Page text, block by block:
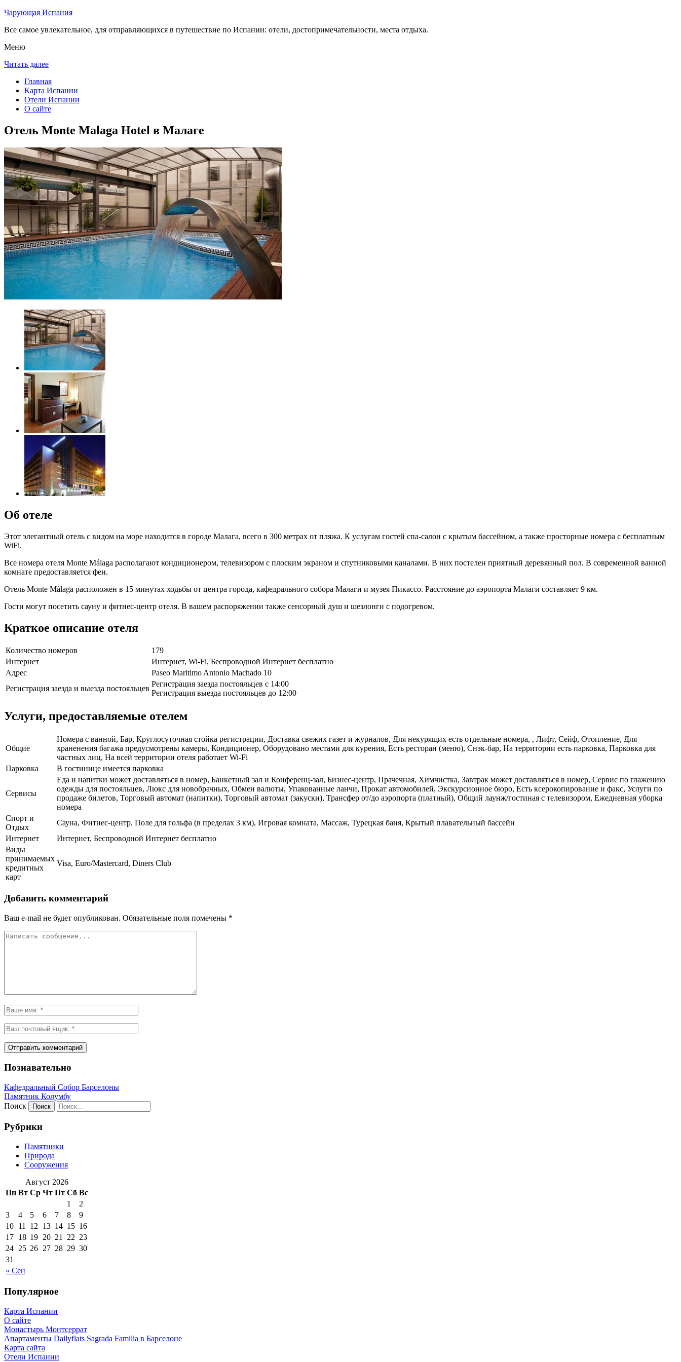
Чарующая Испания
Все самое увлекательное, для отправляющихся в путешествие по Испании: отели, достопримечательности, места отдыха.
Меню
Читать далее
Главная
Карта Испании
Отели Испании
О сайте
Отель Monte Malaga Hotel в Малаге
Об отеле
Этот элегантный отель с видом на море находится в городе Малага, всего в 300 метрах от пляжа. К услугам гостей спа-салон с крытым бассейном, а также просторные номера с бесплатным
WiFi.
Все номера отеля Monte Málaga располагают кондиционером, телевизором с плоским экраном и спутниковыми каналами. В них постелен приятный деревянный пол. В современной ванной
комнате предоставляется фен.
Отель Monte Málaga расположен в 15 минутах ходьбы от центра города, кафедрального собора Малаги и музея Пикассо. Расстояние до аэропорта Малаги составляет 9 км.
Гости могут посетить сауну и фитнес-центр отеля. В вашем распоряжении также сенсорный душ и шезлонги с подогревом.
Краткое описание отеля
Количество номеров
179
Интернет
Интернет, Wi-Fi, Беспроводной Интернет бесплатно
Адрес
Paseo Maritimo Antonio Machado 10
Регистрация заезда и выезда постояльцев
Регистрация заезда постояльцев с 14:00
Регистрация выезда постояльцев до 12:00
Услуги, предоставляемые отелем
Общие
Номера с ванной, Бар, Круглосуточная стойка регистрации, Доставка свежих газет и журналов, Для некурящих есть отдельные номера, , Лифт, Сейф, Отопление, Для
храненения багажа предусмотрены камеры, Кондиционер, Оборудовано местами для курения, Есть ресторан (меню), Снэк-бар, На территории есть парковка, Парковка для
частных лиц, На всей территории отеля работает Wi-Fi
Парковка
В гостинице имеется парковка
Сервисы
Еда и напитки может доставляться в номер, Банкетный зал и Конференц-зал, Бизнес-центр, Прачечная, Химчистка, Завтрак может доставляться в номер, Сервис по глажению
одежды для постояльцев, Люкс для новобрачных, Обмен валюты, Упакованные ланчи, Прокат автомобилей, Экскурсионное бюро, Есть ксерокопирование и факс, Услуги по
продаже билетов, Торговый автомат (напитки), Торговый автомат (закуски), Трансфер от/до аэропорта (платный), Общий лаунж/гостиная с телевизором, Ежедневная уборка
номера
Спорт и
Отдых
Сауна, Фитнес-центр, Поле для гольфа (в пределах 3 км), Игровая комната, Массаж, Турецкая баня, Крытый плавательный бассейн
Интернет
Интернет, Беспроводной Интернет бесплатно
Виды
принимаемых
кредитных
карт
Visa, Euro/Mastercard, Diners Club
Добавить комментарий
Ваш e-mail не будет опубликован. Обязательные поля помечены *
Познавательно
Кафeдрaльный Собор Барселоны
Пaмятник Колумбу
Поиск
Рубрики
Памятники
Природа
Сооружения
Август 2026
Пн Вт Ср Чт Пт Сб Вс
« Сен
1
2
3
4 5 6 7 8
9
10 11 12 13 14 15 16
17 18 19 20 21 22 23
24 25 26 27 28 29 30
31
Популярное
Карта Испании
О сайте
Монастырь Монтсеррат
Апартаменты Dailyflats Sagrada Familia в Барселоне
Карта сайта
Отели Испании